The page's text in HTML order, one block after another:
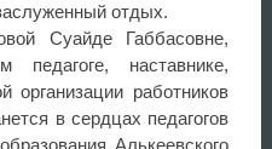
отдых.
Габбасовне,
педагоге, наставнике,
организации работников
в сердцах педагогов
Алькеевского